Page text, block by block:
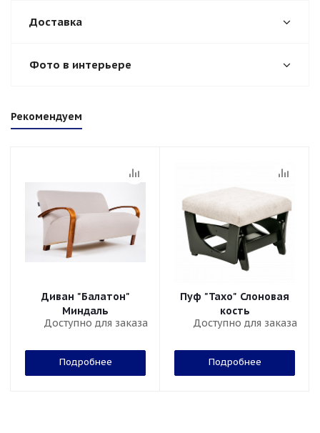
Доставка
Фото в интерьере
Рекомендуем
Диван "Балатон"
Миндаль
Доступно для заказа
Подробнее
Пуф "Тахо" Слоновая
кость
Доступно для заказа
Подробнее